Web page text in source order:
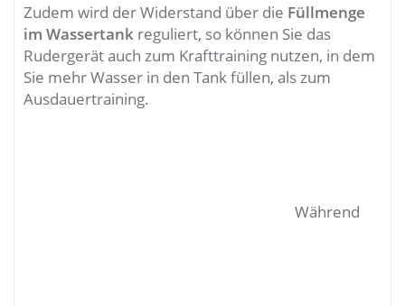
Zudem wird der Widerstand über die Füllmenge
im Wassertank reguliert, so können Sie das
Rudergerät auch zum Krafttraining nutzen, in dem
Sie mehr Wasser in den Tank füllen, als zum
Ausdauertraining.
Während